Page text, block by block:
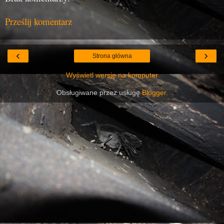
Prześlij komentarz
‹ ›
Strona główna
Wyświetl wersję na komputer
Obsługiwane przez usługęBlogger.